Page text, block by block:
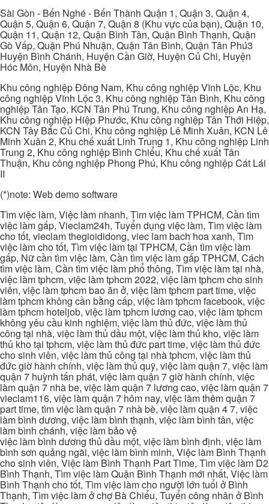
Sài Gòn - Bến Nghé - Bến Thành Quận 1, Quận 3, Quận 4,
Quận 5, Quận 6, Quận 7, Quận 8 (Khu vực của bạn), Quận 10,
Quận 11, Quận 12, Quận Bình Tân, Quận Bình Thạnh, Quận
Gò Vấp, Quận Phú Nhuận, Quận Tân Bình, Quận Tân Phú3
Huyện Bình Chánh, Huyện Cần Giờ, Huyện Củ Chi, Huyện
Hóc Môn, Huyện Nhà Bè
Khu công nghiệp Đông Nam, Khu công nghiệp Vĩnh Lộc, Khu
công nghiệp Vĩnh Lộc 3, Khu công nghiệp Tân Bình, Khu công
nghiệp Tân Tạo, KCN Tân Phú Trung, Khu công nghiệp An Hạ,
Khu công nghiệp Hiệp Phước, Khu công nghiệp Tân Thới Hiệp,
KCN Tây Bắc Củ Chi, Khu công nghiệp Lê Minh Xuân, KCN Lê
Minh Xuân 2, Khu chế xuất Linh Trung 1, Khu công nghiệp Linh
Trung 2, Khu công nghiệp Bình Chiểu, Khu chế xuất Tân
Thuận, Khu công nghiệp Phong Phú, Khu công nghiệp Cát Lái
II
(*)note: Web demo software
Tìm việc làm, Việc làm nhanh, Tìm việc làm TPHCM, Cần tìm
việc làm gấp, Vieclam24h, Tuyển dụng việc làm, Tìm việc làm
cho tốt, vieclam thegioididong, viec lam bach hoa xanh, Tìm
việc làm cho tốt, Tìm việc làm tại TPHCM, Cần tìm việc làm
gấp, Nữ cần tìm việc làm, Cần tìm việc làm gấp TPHCM, Cách
tìm việc làm, Cần tìm việc làm phổ thông, Tìm việc làm tại nhà,
việc làm tphcm, việc làm tphcm 2022, việc làm tphcm cho sinh
viên, việc làm tphcm bao ăn ở, việc làm tphcm part time, việc
làm tphcm không cần bằng cấp, việc làm tphcm facebook, việc
làm tphcm hoteljob, việc làm tphcm lương cao, việc làm tphcm
không yêu cầu kinh nghiệm, việc làm thủ đức, việc làm thủ
công tại nhà, việc làm thủ dầu một, việc làm thủ kho, việc làm
thủ kho tại tphcm, việc làm thủ đức part time, việc làm thủ đức
cho sinh viên, việc làm thủ công tại nhà tphcm, việc làm thủ
đức giờ hành chính, việc làm thủ quỹ, việc làm quận 7, việc làm
quận 7 huỳnh tấn phát, việc làm quận 7 giờ hành chính, việc
làm quận 7 nhà be, việc làm quận 7 lương cao, việc làm quận 7
vieclam116, việc làm quận 7 hôm nay, việc làm thêm quận 7
part time, tìm việc làm quận 7 nhà bè, việc làm quận 4 7, việc
làm bình dương, việc làm bình thạnh, việc làm bình tân, việc
làm bình chánh, việc làm bảo vệ
việc làm bình dương thủ dầu một, việc làm bình định, việc làm
bình sơn quảng ngãi, việc làm bình minh, Việc làm Bình Thạnh
cho sinh viên, Việc làm Bình Thạnh Part Time, Tìm việc làm D2
Bình Thạnh, Tìm việc làm Quận Bình Thạnh mới nhất, Việc làm
Bình Thạnh cho tốt, Tìm việc làm cho người lớn tuổi ở Bình
Thạnh, Tìm việc làm ở chợ Bà Chiểu, Tuyển công nhân ở Bình